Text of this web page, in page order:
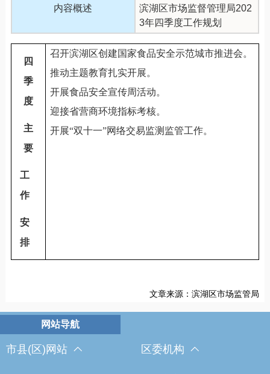
内容概述
滨湖区市场监督管理局202
3年四季度工作规划
四
季
度
主
要
工
作
安
排
召开滨湖区创建国家食品安全示范城市推进会。
推动主题教育扎实开展。
开展食品安全宣传周活动。
迎接省营商环境指标考核。
开展“双十一”网络交易监测监管工作。
文章来源：滨湖区市场监管局
市县(区)网站 区委机构